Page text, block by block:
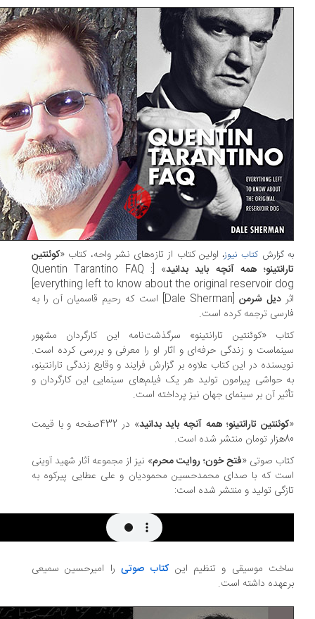
گزارش کتاب نیوز،اولین کتاب از تازه‌های نشر واحه، کتاب « کوئنتین
همه آنچه باید بدانید
» [Quentin Tarantino FAQ :
everything left to know about the original reservoir dog]
دیل شرمن
[Dale Sherman] است که رحیم قاسمیان آن را به
ترجمه کرده است.
«کوئنتین تارانتینو» سرگذشت‌نامه این کارگردان مشهور
و زندگی حرفه‌ای و آثار او را معرفی و بررسی کرده است.
در این کتاب علاوه بر گزارش فرایند و وقایع زندگی تارانتینو،
حواشی پیرامون تولید هر یک فیلم‌های سینمایی این کارگردان و
آن بر سینمای جهان نیز پرداخته است.
تارانتینو؛ همه آنچه باید بدانید
» در 432صفحه و با قیمت
صوتی «فتح خون؛ روایت محرم» نیز از مجموعه آثار شهید آوینی
که با صدای محمدحسین محمودیان و علی عطایی پیرکوه به
تولید و منتشر شده است:
موسیقی و تنظیم اینکتاب صوتی را امیرحسین سمیعی
داشته است.